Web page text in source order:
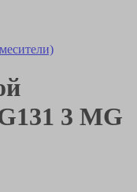
3 MG